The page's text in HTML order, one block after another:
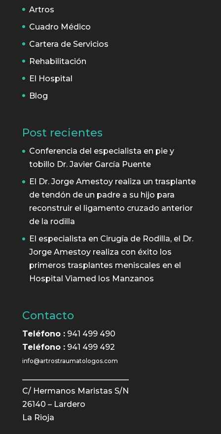
Artros
Cuadro Médico
Cartera de Servicios
Rehabilitación
El Hospital
Blog
Post recientes
Conferencia del especialista en pie y
tobillo Dr. Javier García Puente
El Dr. Jorge Amestoy realiza un trasplante
de tendón de un padre a su hijo para
reconstruir el ligamento cruzado anterior
de la rodilla
El especialista en Cirugía de Rodilla, el Dr.
Jorge Amestoy realiza con éxito los
primeros trasplantes meniscales en el
Hospital Viamed los Manzanos
Contacto
Teléfono :941 499 490
Teléfono :941 499 492
info@artrostraumatologos.com
C/ Hermanos Maristas S/N
26140 – Lardero
La Rioja